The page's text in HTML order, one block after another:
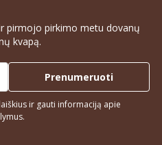
pirmojo pirkimo metu dovanų
kvapą.
ir gauti informaciją apie
Prenumeruoti